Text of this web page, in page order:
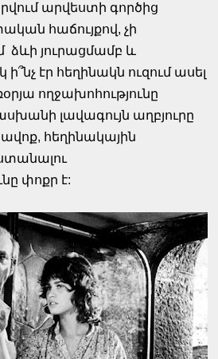
արվեստի գործից
հաճույքով, չի
յուրացմամբ և
էր հեղինակն ուզում ասել
ողջախոհությունը
լավագույն աղբյուրը
հեղինակային
փոքր է: